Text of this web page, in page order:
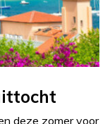
deze zomer voor